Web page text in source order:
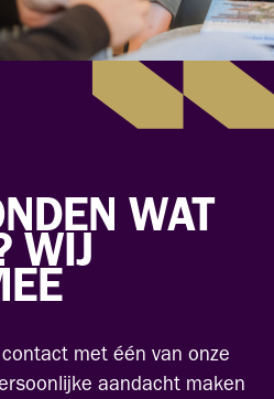
WAT
WIJ
met één van onze
aandacht maken